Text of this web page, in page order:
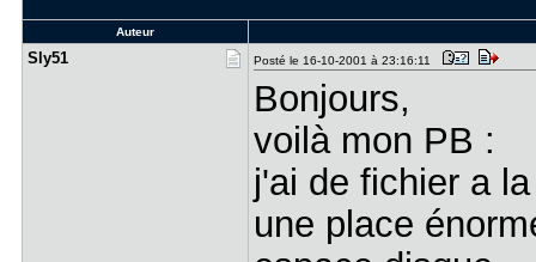
Auteur
Sly51 Posté le 16-10-2001 à 23:16:11
Bonjours,
voilà mon PB :
j'ai de fichier a
une place